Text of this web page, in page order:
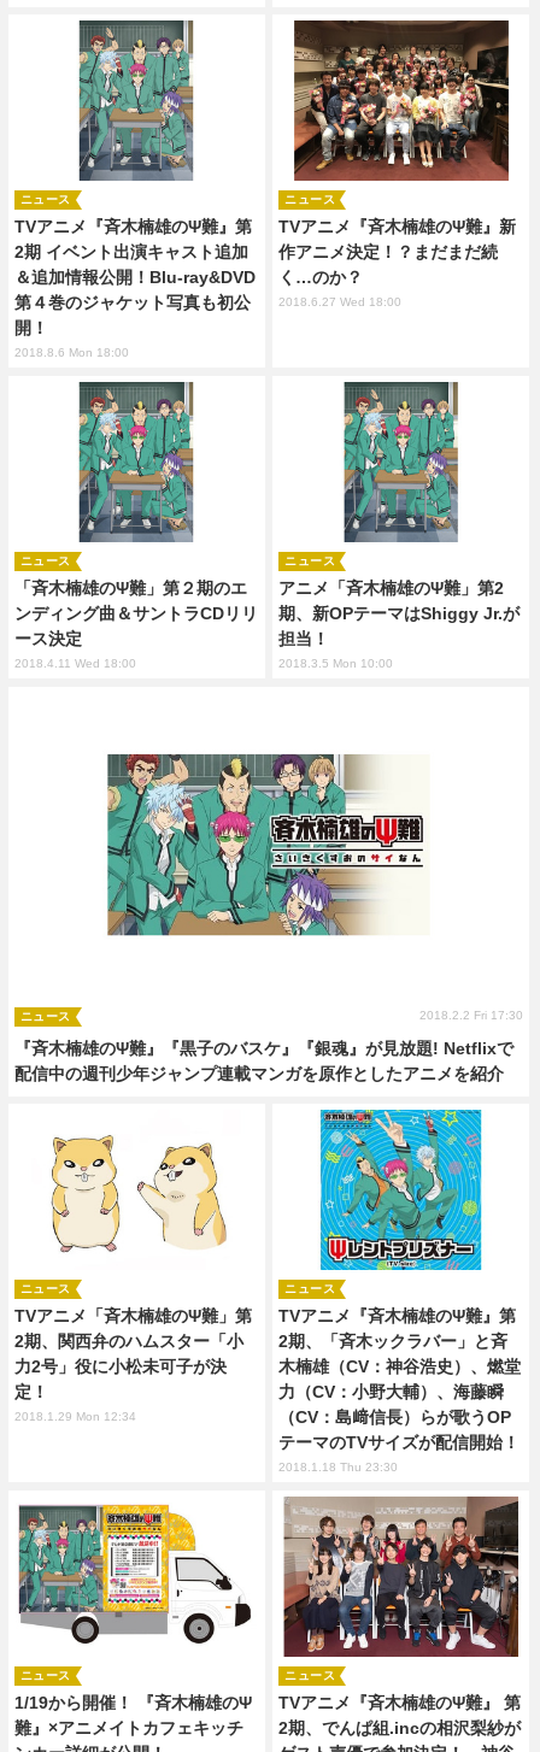
TVアニメ『斉木楠雄のΨ難』第
2期 イベント出演キャスト追加
＆追加情報公開！Blu-ray&DVD
第４巻のジャケット写真も初公
開！
ニュース
2018.8.6 Mon 18:00
TVアニメ『斉木楠雄のΨ難』新
作アニメ決定！？まだまだ続
く…のか？
ニュース
2018.6.27 Wed 18:00
「斉木楠雄のΨ難」第２期のエ
ンディング曲＆サントラCDリリ
ース決定
ニュース
2018.4.11 Wed 18:00
アニメ「斉木楠雄のΨ難」第2
期、新OPテーマはShiggy Jr.が
担当！
ニュース
2018.3.5 Mon 10:00
『斉木楠雄のΨ難』『黒子のバスケ』『銀魂』が見放題! Netflixで
配信中の週刊少年ジャンプ連載マンガを原作としたアニメを紹介
ニュース 2018.2.2 Fri 17:30
TVアニメ「斉木楠雄のΨ難」第
2期、関西弁のハムスター「小
力2号」役に小松未可子が決
定！
ニュース
2018.1.29 Mon 12:34
TVアニメ『斉木楠雄のΨ難』第
2期、「斉木ックラバー」と斉
木楠雄（CV：神谷浩史）、燃堂
力（CV：小野大輔）、海藤瞬
（CV：島﨑信長）らが歌うOP
テーマのTVサイズが配信開始！
ニュース
2018.1.18 Thu 23:30
1/19から開催！ 『斉木楠雄のΨ
難』×アニメイトカフェキッチ
ニュース
TVアニメ『斉木楠雄のΨ難』 第
2期、でんぱ組.incの相沢梨紗が
ニュース